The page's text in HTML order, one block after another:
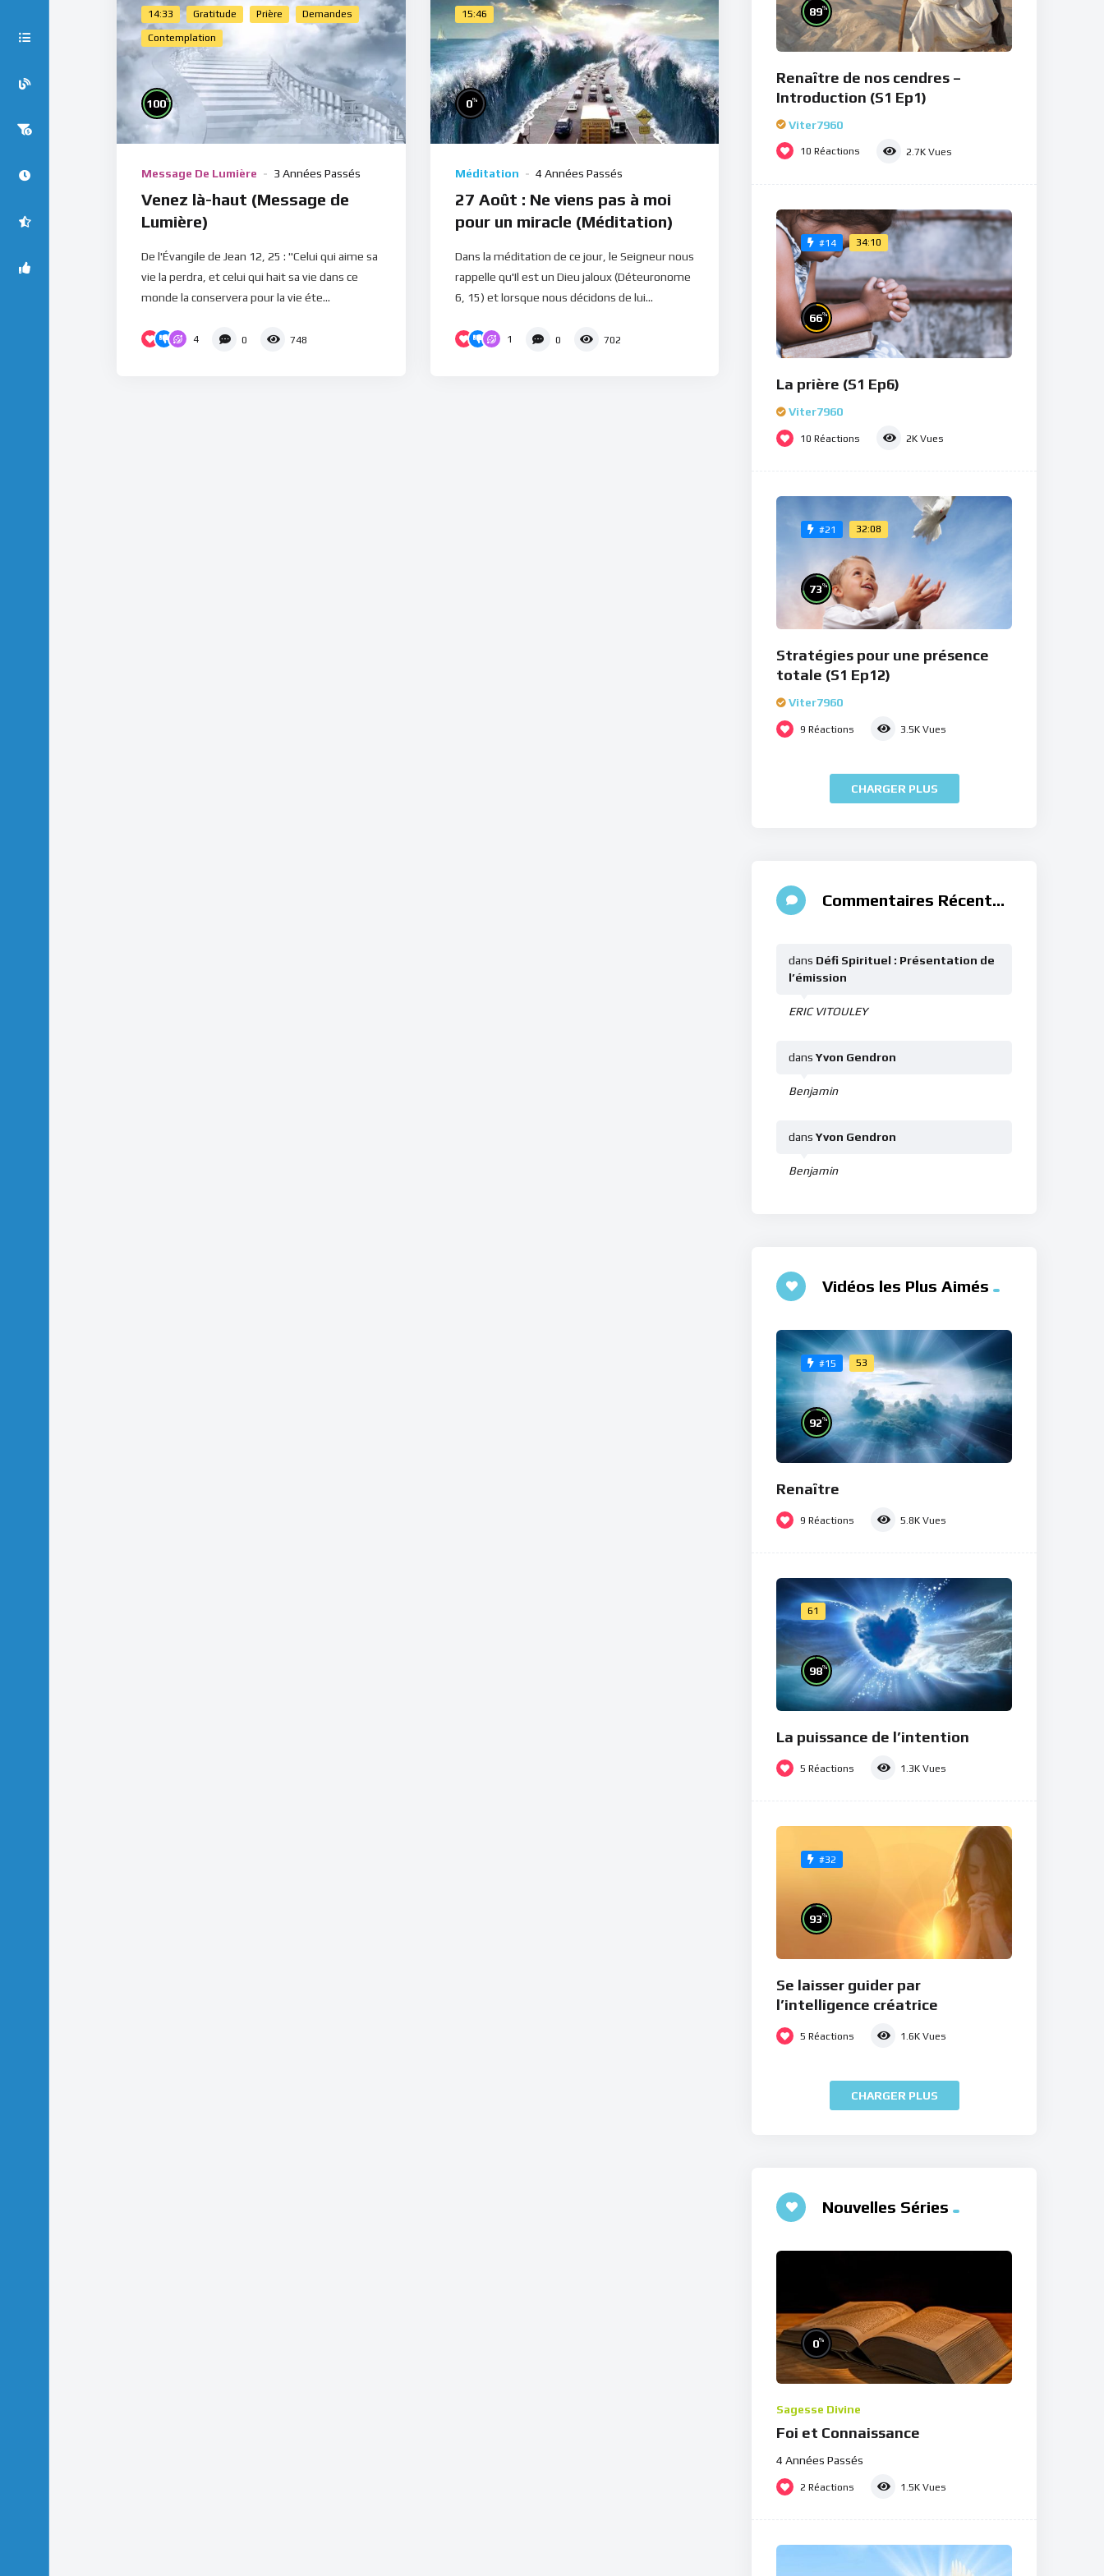
14:33 Gratitude Prière Demandes
Contemplation
100%
Message De Lumière 3 Années Passés
Venez là-haut (Message de
Lumière)
De l'Évangile de Jean 12, 25 : "Celui qui aime sa
vie la perdra, et celui qui hait sa vie dans ce
monde la conservera pour la vie éte...
4 0 748
15:46
0%
Méditation 4 Années Passés
27 Août : Ne viens pas à moi
pour un miracle (Méditation)
Dans la méditation de ce jour, le Seigneur nous
rappelle qu'Il est un Dieu jaloux (Déteuronome
6, 15) et lorsque nous décidons de lui...
1 0 702
89%
Renaître de nos cendres –
Introduction (S1 Ep1)
Viter7960
10 Réactions 2.7K Vues
#14 34:10
66%
La prière (S1 Ep6)
Viter7960
10 Réactions 2K Vues
#21 32:08
73%
Stratégies pour une présence
totale (S1 Ep12)
Viter7960
9 Réactions 3.5K Vues
CHARGER PLUS
Commentaires Récents
ERIC VITOULEY
dans Défi Spirituel : Présentation de
l’émission
Benjamin
dansYvon Gendron
Benjamin
dansYvon Gendron
Vidéos les Plus Aimés
#15 53
92%
Renaître
9 Réactions 5.8K Vues
61
98%
La puissance de l’intention
5 Réactions 1.3K Vues
#32
93%
Se laisser guider par
l’intelligence créatrice
5 Réactions 1.6K Vues
CHARGER PLUS
Nouvelles Séries
0%
Sagesse Divine
Foi et Connaissance
4 Années Passés
2 Réactions 1.5K Vues